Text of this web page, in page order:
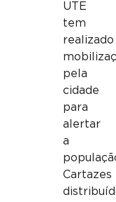
UTE
tem
realizado
pela
cidade
para
alertar
a
Cartazes